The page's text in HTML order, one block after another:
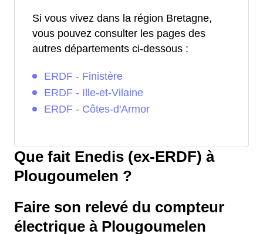
Si vous vivez dans la région Bretagne,
vous pouvez consulter les pages des
autres départements ci-dessous :
ERDF - Finistère
ERDF - Ille-et-Vilaine
ERDF - Côtes-d'Armor
Que fait Enedis (ex-ERDF) à
Plougoumelen ?
Faire son relevé du compteur
électrique à Plougoumelen